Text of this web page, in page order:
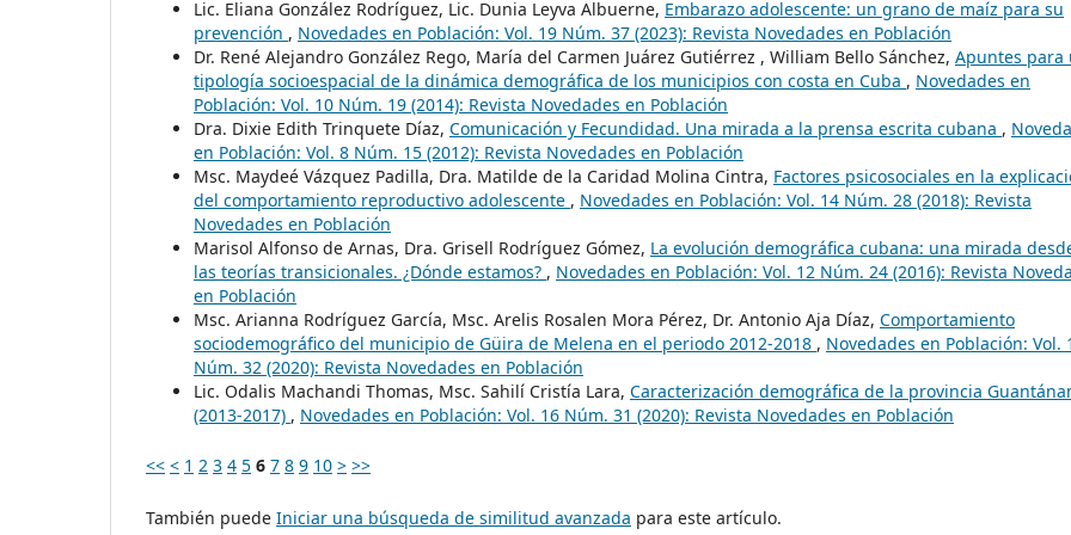
Lic. Eliana González Rodríguez, Lic. Dunia Leyva Albuerne, Embarazo adolescente: un grano de maíz para su
prevención , Novedades en Población: Vol. 19 Núm. 37 (2023): Revista Novedades en Población
Dr. René Alejandro González Rego, María del Carmen Juárez Gutiérrez , William Bello Sánchez, Apuntes para
tipología socioespacial de la dinámica demográfica de los municipios con costa en Cuba , Novedades en
Población: Vol. 10 Núm. 19 (2014): Revista Novedades en Población
Dra. Dixie Edith Trinquete Díaz, Comunicación y Fecundidad. Una mirada a la prensa escrita cubana ,
en Población: Vol. 8 Núm. 15 (2012): Revista Novedades en Población
Msc. Maydeé Vázquez Padilla, Dra. Matilde de la Caridad Molina Cintra, Factores psicosociales en la
del comportamiento reproductivo adolescente , Novedades en Población: Vol. 14 Núm. 28 (2018): Revista
Novedades en Población
Marisol Alfonso de Arnas, Dra. Grisell Rodríguez Gómez, La evolución demográfica cubana: una mirada
las teorías transicionales. ¿Dónde estamos? , Novedades en Población: Vol. 12 Núm. 24 (2016): Revista
en Población
Msc. Arianna Rodríguez García, Msc. Arelis Rosalen Mora Pérez, Dr. Antonio Aja Díaz, Comportamiento
sociodemográfico del municipio de Güira de Melena en el periodo 2012-2018 , Novedades en Población: Vol.
Núm. 32 (2020): Revista Novedades en Población
Lic. Odalis Machandi Thomas, Msc. Sahilí Cristía Lara, Caracterización demográfica de la provincia
(2013-2017) , Novedades en Población: Vol. 16 Núm. 31 (2020): Revista Novedades en Población
<< < 1 2 3 4 5 6 7 8 9 10 > >>
También puede Iniciar una búsqueda de similitud avanzada para este artículo.